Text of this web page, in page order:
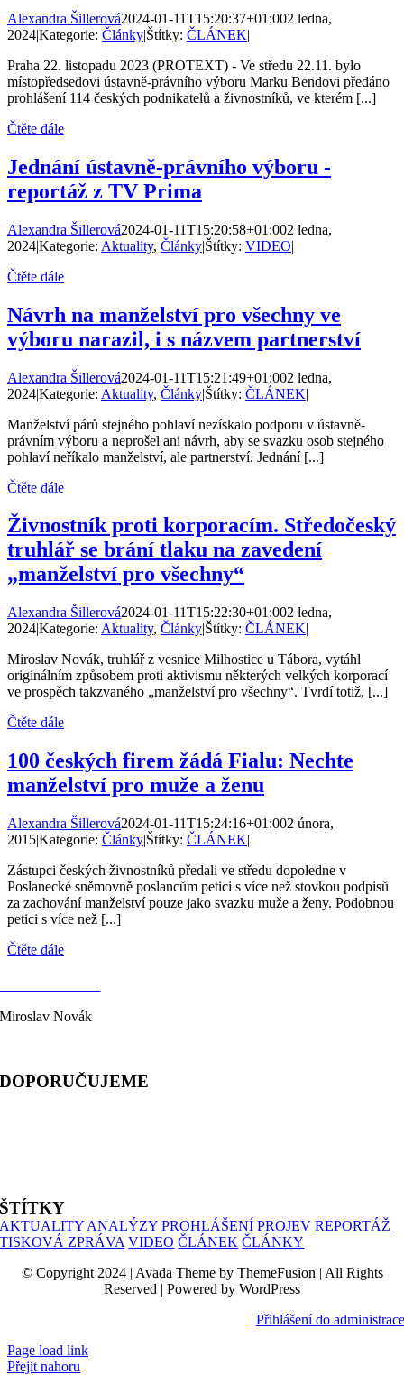
Alexandra Šillerová2024-01-11T15:20:37+01:002 ledna,
2024|Kategorie: Články|Štítky: ČLÁNEK|
Praha 22. listopadu 2023 (PROTEXT) - Ve středu 22.11. bylo
místopředsedovi ústavně-právního výboru Marku Bendovi předáno
prohlášení 114 českých podnikatelů a živnostníků, ve kterém [...]
Čtěte dále
Jednání ústavně-právního výboru -
reportáž z TV Prima
Alexandra Šillerová2024-01-11T15:20:58+01:002 ledna,
2024|Kategorie: Aktuality, Články|Štítky: VIDEO|
Čtěte dále
Návrh na manželství pro všechny ve
výboru narazil, i s názvem partnerství
Alexandra Šillerová2024-01-11T15:21:49+01:002 ledna,
2024|Kategorie: Aktuality, Články|Štítky: ČLÁNEK|
Manželství párů stejného pohlaví nezískalo podporu v ústavně-
právním výboru a neprošel ani návrh, aby se svazku osob stejného
pohlaví neříkalo manželství, ale partnerství. Jednání [...]
Čtěte dále
Živnostník proti korporacím. Středočeský
truhlář se brání tlaku na zavedení
„manželství pro všechny“
Alexandra Šillerová2024-01-11T15:22:30+01:002 ledna,
2024|Kategorie: Aktuality, Články|Štítky: ČLÁNEK|
Miroslav Novák, truhlář z vesnice Milhostice u Tábora, vytáhl
originálním způsobem proti aktivismu některých velkých korporací
ve prospěch takzvaného „manželství pro všechny“. Tvrdí totiž, [...]
Čtěte dále
100 českých firem žádá Fialu: Nechte
manželství pro muže a ženu
Alexandra Šillerová2024-01-11T15:24:16+01:002 února,
2015|Kategorie: Články|Štítky: ČLÁNEK|
Zástupci českých živnostníků předali ve středu dopoledne v
Poslanecké sněmovně poslancům petici s více než stovkou podpisů
za zachování manželství pouze jako svazku muže a ženy. Podobnou
petici s více než [...]
Čtěte dále
Miroslav Novák
DOPORUČUJEME
ŠTÍTKY
AKTUALITY ANALÝZY PROHLÁŠENÍ PROJEV REPORTÁŽ
TISKOVÁ ZPRÁVA VIDEO ČLÁNEK ČLÁNKY
© Copyright 2024 | Avada Theme by ThemeFusion | All Rights
Reserved | Powered by WordPress
Přihlášení do administrace
Page load link
Přejít nahoru